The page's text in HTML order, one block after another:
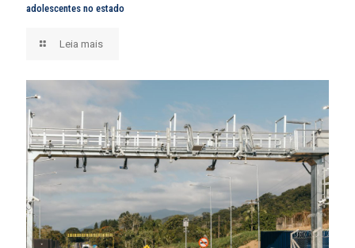
adolescentes no estado
Leia mais